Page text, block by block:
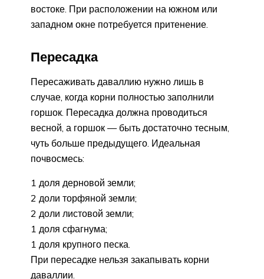
востоке. При расположении на южном или
западном окне потребуется притенение.
Пересадка
Пересаживать даваллию нужно лишь в
случае, когда корни полностью заполнили
горшок. Пересадка должна проводиться
весной, а горшок — быть достаточно тесным,
чуть больше предыдущего. Идеальная
почвосмесь:
1 доля дерновой земли;
2 доли торфяной земли;
2 доли листовой земли;
1 доля сфагнума;
1 доля крупного песка.
При пересадке нельзя закапывать корни
даваллии.